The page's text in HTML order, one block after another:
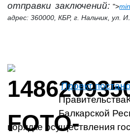
отправки заключений: ">
адрес: 360000, КБР, г. Нальчик, ул.
Проект
Балкарской
порядке осуществления